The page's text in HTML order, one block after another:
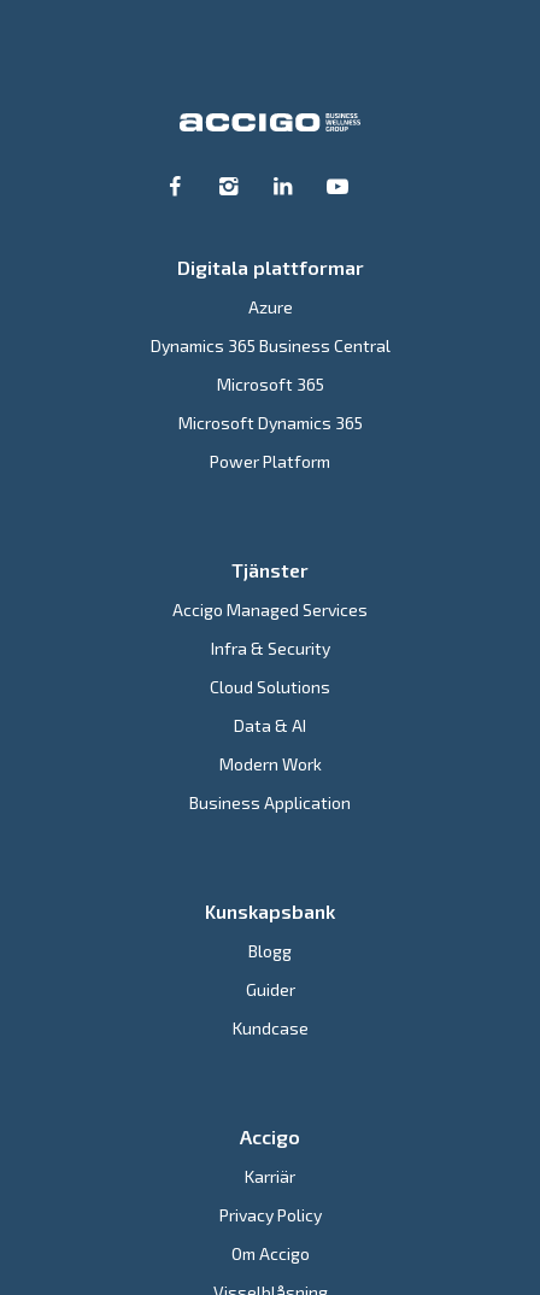
Digitala plattformar
Azure
Dynamics 365 Business Central
Microsoft 365
Microsoft Dynamics 365
Power Platform
Tjänster
Accigo Managed Services
Infra & Security
Cloud Solutions
Data & AI
Modern Work
Business Application
Kunskapsbank
Blogg
Guider
Kundcase
Accigo
Karriär
Privacy Policy
Om Accigo